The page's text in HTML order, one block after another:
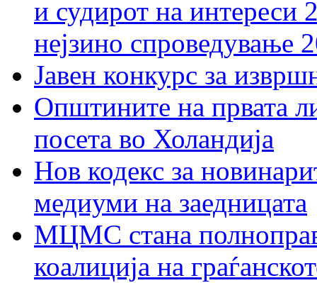
и судирот на интереси
нејзино спроведување
Јавен конкурс за
Општините на првата
посета во Холандија
Нов кодекс за
медиуми на заедницата
МЦМС стана
коалиција на